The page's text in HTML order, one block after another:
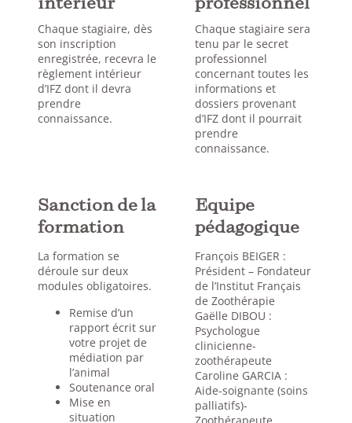
Chaque stagiaire, dès
son inscription
enregistrée, recevra le
règlement intérieur
d’IFZ dont il devra
prendre
connaissance.
Chaque stagiaire sera
tenu par le secret
professionnel
concernant toutes les
informations et
dossiers provenant
d’IFZ dont il pourrait
prendre
connaissance.
Sanction de la
formation
La formation se
déroule sur deux
modules obligatoires.
Remise d’un
rapport écrit sur
votre projet de
médiation par
l’animal
Soutenance oral
Mise en
situation
Equipe
pédagogique
François BEIGER :
Président – Fondateur
de l’Institut Français
de Zoothérapie
Gaëlle DIBOU :
Psychologue
clinicienne-
zoothérapeute
Caroline GARCIA :
Aide-soignante (soins
palliatifs)-